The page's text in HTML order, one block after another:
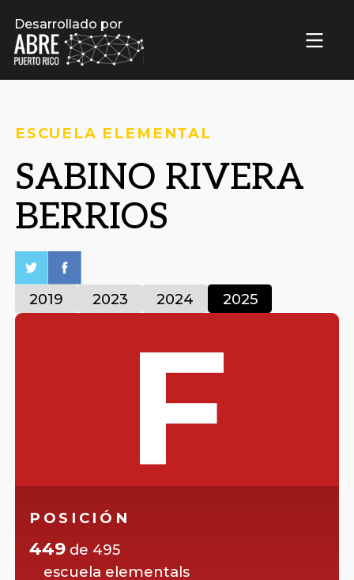
Desarrollado por
ESCUELA ELEMENTAL
SABINO RIVERA
BERRIOS
2019 2023 2024 2025
F
POSICIÓN
449 de 495
escuela elementals